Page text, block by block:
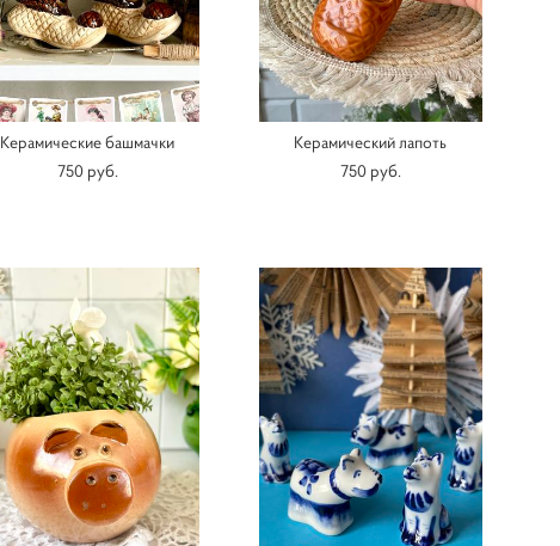
Керамические башмачки
750 pуб.
Керамический лапоть
750 pуб.